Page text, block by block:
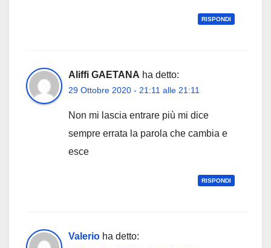
RISPONDI
Aliffi GAETANA ha detto:
29 Ottobre 2020 - 21:11 alle 21:11
Non mi lascia entrare più mi dice
sempre errata la parola che cambia e
esce
RISPONDI
Valerio ha detto: